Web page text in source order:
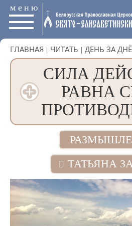
меню
ГЛАВНАЯ | ЧИТАТЬ | ДЕНЬ ЗА
СИЛА
РАВНА
ТАТЬЯНА